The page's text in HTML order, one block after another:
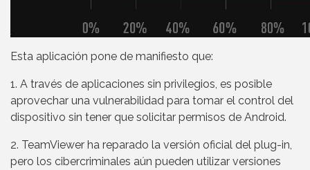
Esta aplicación pone de manifiesto que:
1. A través de aplicaciones sin privilegios, es posible
aprovechar una vulnerabilidad para tomar el control del
dispositivo sin tener que solicitar permisos de Android.
2. TeamViewer ha reparado la versión oficial del plug-in,
pero los cibercriminales aún pueden utilizar versiones